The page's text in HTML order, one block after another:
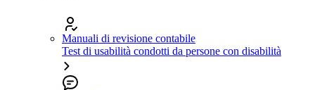
Manuali di revisione contabile
Test di usabilità condotti da persone con disabilità